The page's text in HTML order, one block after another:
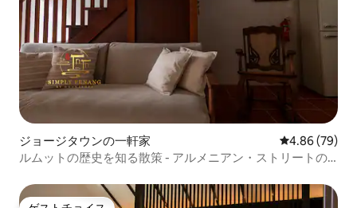
ジョージタウンの一軒家 レビュー79
4.86 (79)
ルムットの歴史を知る散策 - アルメニアン・ストリートの